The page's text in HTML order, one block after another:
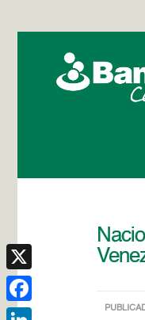
X
Facebook